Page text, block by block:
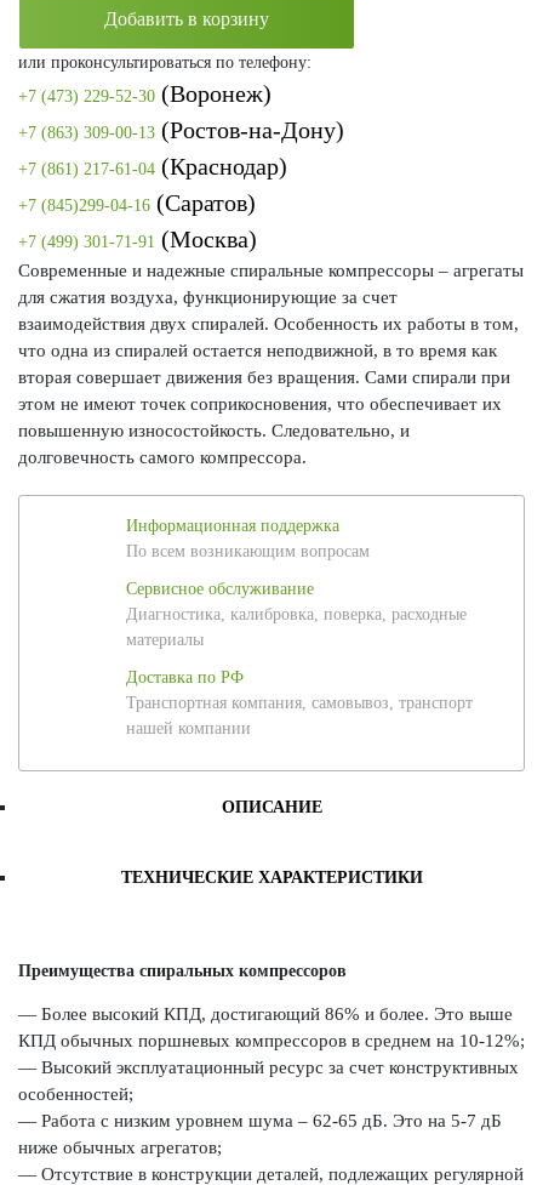
Добавить в корзину
или проконсультироваться по телефону:
+7 (473) 229-52-30 (Воронеж)
+7 (863) 309-00-13 (Ростов-на-Дону)
+7 (861) 217-61-04 (Краснодар)
+7 (845)299-04-16 (Саратов)
+7 (499) 301-71-91 (Москва)
Современные и надежные спиральные компрессоры – агрегаты
для сжатия воздуха, функционирующие за счет
взаимодействия двух спиралей. Особенность их работы в том,
что одна из спиралей остается неподвижной, в то время как
вторая совершает движения без вращения. Сами спирали при
этом не имеют точек соприкосновения, что обеспечивает их
повышенную износостойкость. Следовательно, и
долговечность самого компрессора.
Информационная поддержка
По всем возникающим вопросам
Сервисное обслуживание
Диагностика, калибровка, поверка, расходные
материалы
Доставка по РФ
Транспортная компания, самовывоз, транспорт
нашей компании
ОПИСАНИЕ
ТЕХНИЧЕСКИЕ ХАРАКТЕРИСТИКИ
Преимущества спиральных компрессоров
— Более высокий КПД, достигающий 86% и более. Это выше
КПД обычных поршневых компрессоров в среднем на 10-12%;
— Высокий эксплуатационный ресурс за счет конструктивных
особенностей;
— Работа с низким уровнем шума – 62-65 дБ. Это на 5-7 дБ
ниже обычных агрегатов;
— Отсутствие в конструкции деталей, подлежащих регулярной